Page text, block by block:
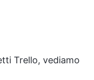
Trello, vediamo